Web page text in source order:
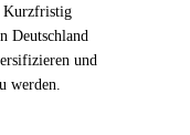
Kurzfristig
Deutschland
und
werden.